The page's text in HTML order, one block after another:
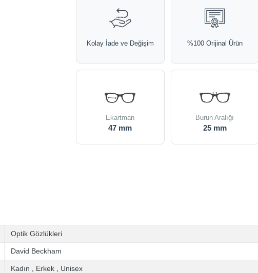
Kolay İade ve Değişim %100 Orijinal Ürün
Ekartman
47 mm
Burun Aralığı
25 mm
Optik Gözlükleri
David Beckham
Kadın Erkek Unisex